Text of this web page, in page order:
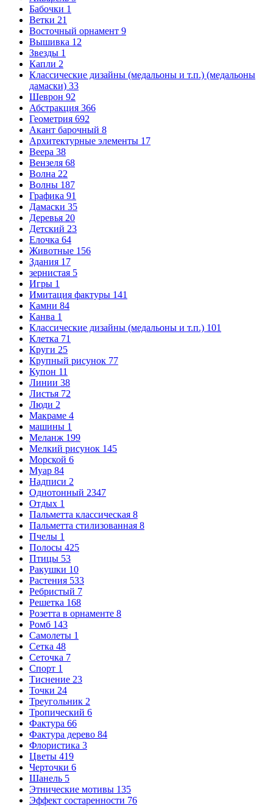
Бабочки 1
Ветки 21
Восточный орнамент 9
Вышивка 12
Звезды 1
Капли 2
Классические дизайны (медальоны и т.п.) (медальоны
дамаски) 33
Шеврон 92
Абстракция 366
Геометрия 692
Акант барочный 8
Архитектурные элементы 17
Веера 38
Вензеля 68
Волна 22
Волны 187
Графика 91
Дамаски 35
Деревья 20
Детский 23
Елочка 64
Животные 156
Здания 17
зернистая 5
Игры 1
Имитация фактуры 141
Камни 84
Канва 1
Классические дизайны (медальоны и т.п.) 101
Клетка 71
Круги 25
Крупный рисунок 77
Купон 11
Линии 38
Листья 72
Люди 2
Макраме 4
машины 1
Меланж 199
Мелкий рисунок 145
Морской 6
Муар 84
Надписи 2
Однотонный 2347
Отдых 1
Пальметта классическая 8
Пальметта стилизованная 8
Пчелы 1
Полосы 425
Птицы 53
Ракушки 10
Растения 533
Ребристый 7
Решетка 168
Розетта в орнаменте 8
Ромб 143
Самолеты 1
Сетка 48
Сеточка 7
Спорт 1
Тиснение 23
Точки 24
Треугольник 2
Тропический 6
Фактура 66
Фактура дерево 84
Флористика 3
Цветы 419
Черточки 6
Шанель 5
Этнические мотивы 135
Эффект состаренности 76